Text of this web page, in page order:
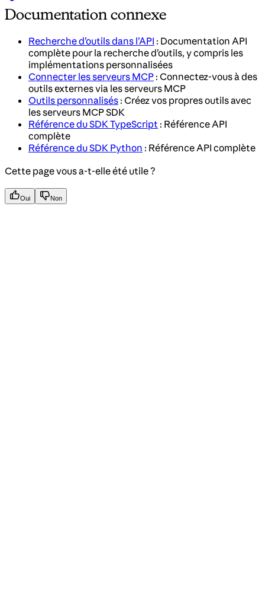
Documentation connexe
Recherche d’outils dans l’API : Documentation API
complète pour la recherche d’outils, y compris les
implémentations personnalisées
Connecter les serveurs MCP : Connectez-vous à des
outils externes via les serveurs MCP
Outils personnalisés : Créez vos propres outils avec
les serveurs MCP SDK
Référence du SDK TypeScript : Référence API
complète
Référence du SDK Python : Référence API complète
Cette page vous a-t-elle été utile ?
Oui Non